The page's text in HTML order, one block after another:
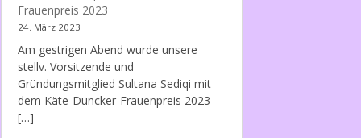
Frauenpreis 2023
24. März 2023
Am gestrigen Abend wurde unsere
stellv. Vorsitzende und
Gründungsmitglied Sultana Sediqi mit
dem Käte-Duncker-Frauenpreis 2023
[…]